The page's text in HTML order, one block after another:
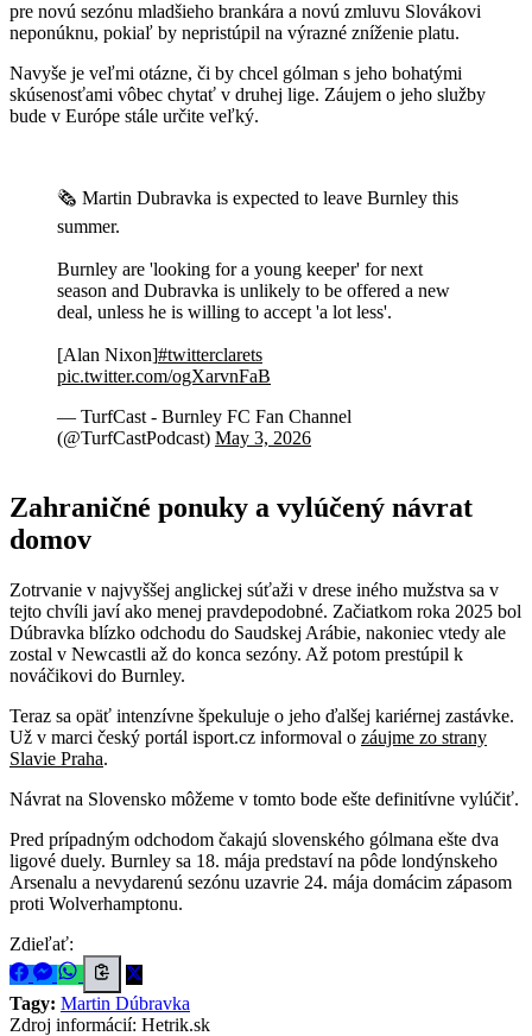
pre novú sezónu mladšieho brankára a novú zmluvu Slovákovi
neponúknu, pokiaľ by nepristúpil na výrazné zníženie platu.
Navyše je veľmi otázne, či by chcel gólman s jeho bohatými
skúsenosťami vôbec chytať v druhej lige. Záujem o jeho služby
bude v Európe stále určite veľký.
🗞️ Martin Dubravka is expected to leave Burnley this
summer.
Burnley are 'looking for a young keeper' for next
season and Dubravka is unlikely to be offered a new
deal, unless he is willing to accept 'a lot less'.
[Alan Nixon]#twitterclarets
pic.twitter.com/ogXarvnFaB
— TurfCast - Burnley FC Fan Channel
(@TurfCastPodcast) May 3, 2026
Zahraničné ponuky a vylúčený návrat
domov
Zotrvanie v najvyššej anglickej súťaži v drese iného mužstva sa v
tejto chvíli javí ako menej pravdepodobné. Začiatkom roka 2025 bol
Dúbravka blízko odchodu do Saudskej Arábie, nakoniec vtedy ale
zostal v Newcastli až do konca sezóny. Až potom prestúpil k
nováčikovi do Burnley.
Teraz sa opäť intenzívne špekuluje o jeho ďalšej kariérnej zastávke.
Už v marci český portál isport.cz informoval o záujme zo strany
Slavie Praha.
Návrat na Slovensko môžeme v tomto bode ešte definitívne vylúčiť.
Pred prípadným odchodom čakajú slovenského gólmana ešte dva
ligové duely. Burnley sa 18. mája predstaví na pôde londýnskeho
Arsenalu a nevydarenú sezónu uzavrie 24. mája domácim zápasom
proti Wolverhamptonu.
Zdieľať:
Tagy: Martin Dúbravka
Zdroj informácií: Hetrik.sk